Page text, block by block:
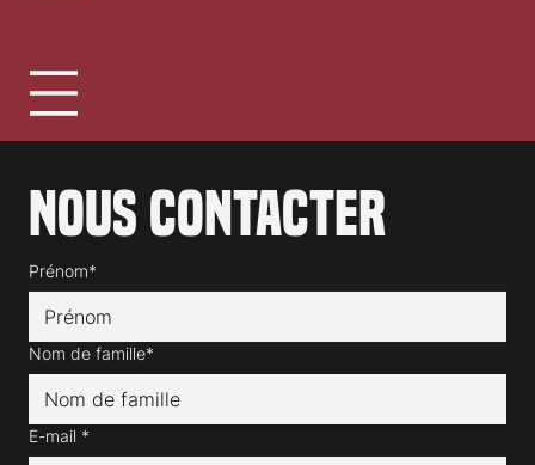
Nous contacter
Prénom*
Nom de famille*
E-mail *